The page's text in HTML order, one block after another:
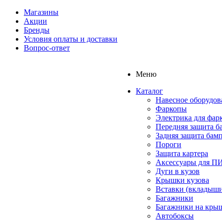
Магазины
Акции
Бренды
Условия оплаты и доставки
Вопрос-ответ
Меню
Каталог
Навесное
Фаркопы
Электрика для
Передняя защита
Задняя защита
Пороги
Защита картера
Аксессуары для
Дуги в кузов
Крышки кузова
Вставки
Багажники
Багажники на
Автобоксы